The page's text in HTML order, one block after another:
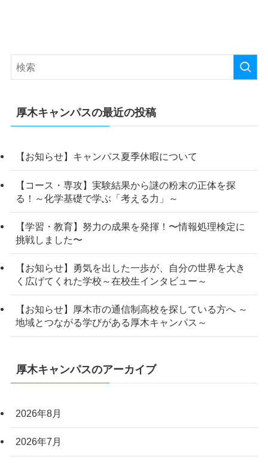
厚木キャンパスの最近の投稿
【お知らせ】キャンパス夏季休暇について
【コース・専攻】実験結果から謎の粉末の正体を探
る！～化学基礎で学ぶ「考える力」～
【学習・教育】努力の成果を発揮！〜情報処理検定に
挑戦しました〜
【お知らせ】勇気を出した一歩が、自分の世界を大き
く広げてくれた学校～在校生インタビュー～
【お知らせ】厚木市の通信制高校を探している方へ ～
地域とつながる学びがある厚木キャンパス～
厚木キャンパスのアーカイブ
2026年8月
2026年7月